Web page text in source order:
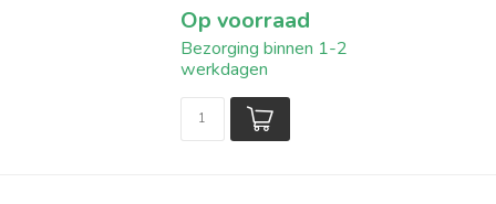
Op voorraad
Bezorging binnen 1-2
werkdagen